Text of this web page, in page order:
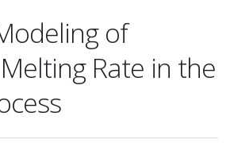
of
Rate in the